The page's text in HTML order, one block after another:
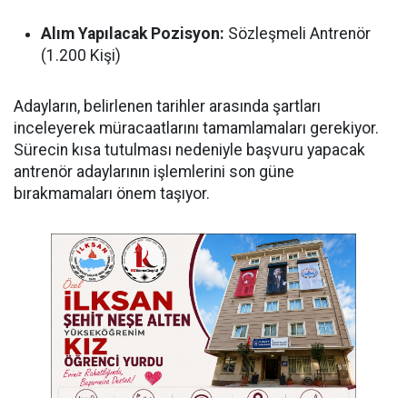
Alım Yapılacak Pozisyon: Sözleşmeli Antrenör
(1.200 Kişi)
Adayların, belirlenen tarihler arasında şartları
inceleyerek müracaatlarını tamamlamaları gerekiyor.
Sürecin kısa tutulması nedeniyle başvuru yapacak
antrenör adaylarının işlemlerini son güne
bırakmamaları önem taşıyor.